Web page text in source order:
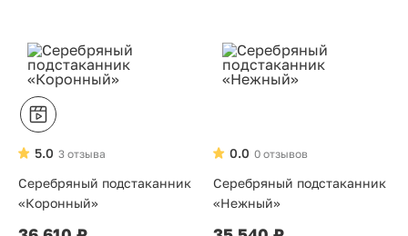
3 отзыва
5.0
Серебряный подстаканник
«Коронный»
0 отзывов
0.0
Серебряный подстаканник
«Нежный»